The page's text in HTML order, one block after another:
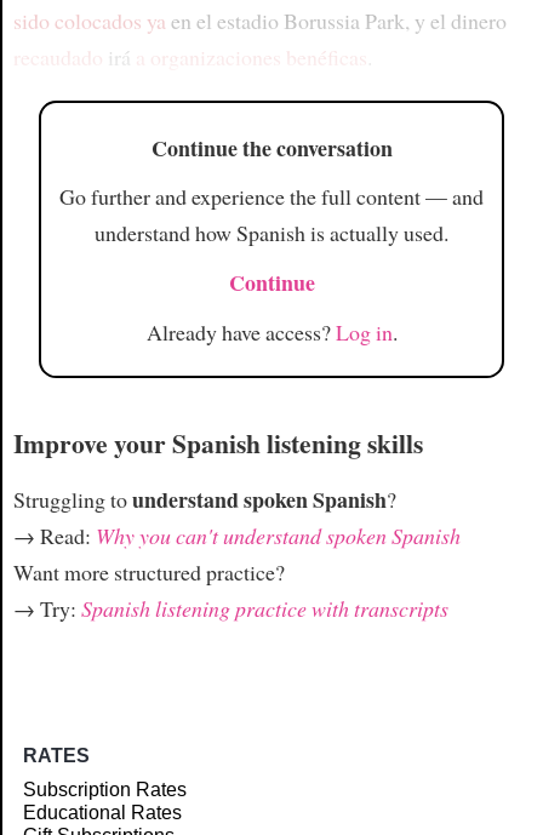
sido colocados ya en el estadio Borussia Park, y el dinero
recaudado
irá a organizaciones benéficas
Continue the conversation
Go further and experience the full content — and
understand how Spanish is actually used.
Continue
Already have access?Log in.
Improve your Spanish listening skills
Struggling tounderstand spoken Spanish?
→ Read: Why you can't understand spoken Spanish
Want more structured practice?
→ Try: Spanish listening practice with transcripts
RATES
Subscription Rates
Educational Rates